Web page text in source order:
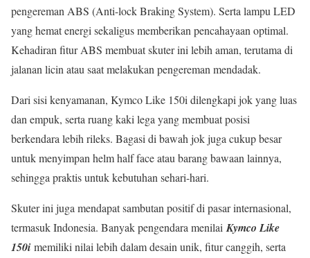
pengereman ABS (Anti-lock Braking System). Serta lampu LED
yang hemat energi sekaligus memberikan pencahayaan optimal.
Kehadiran fitur ABS membuat skuter ini lebih aman, terutama di
jalanan licin atau saat melakukan pengereman mendadak.
Dari sisi kenyamanan, Kymco Like 150i dilengkapi jok yang luas
dan empuk, serta ruang kaki lega yang membuat posisi
berkendara lebih rileks. Bagasi di bawah jok juga cukup besar
untuk menyimpan helm half face atau barang bawaan lainnya,
sehingga praktis untuk kebutuhan sehari-hari.
Skuter ini juga mendapat sambutan positif di pasar internasional,
termasuk Indonesia. Banyak pengendara menilai Kymco Like
150i memiliki nilai lebih dalam desain unik, fitur canggih, serta